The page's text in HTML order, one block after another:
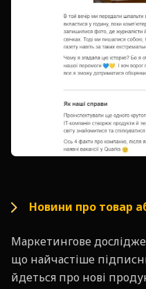
Новини про товар
Маркетингове
що найчастіше
йдеться про нові